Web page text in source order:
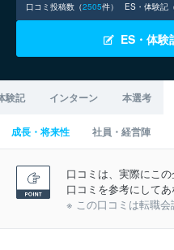
口コミ投稿数（2505件） ES・体験記
ES・体験
験記 インターン 本選考
成長・将来性 社員・経営陣
口コミは、実際にこ
口コミを参考にして
※ この口コミは転職会